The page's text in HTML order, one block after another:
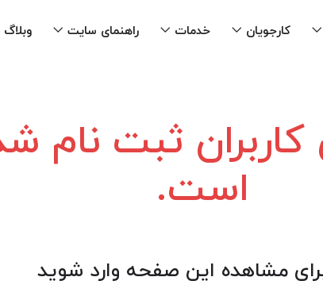
کارجویان خدمات راهنمای سایت وبلاگ
ثبت نام
است.
مشاهده این صفحه وارد شوید